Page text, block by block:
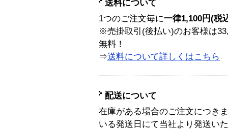
送料について
1つのご注文毎に一律1,100円(税
※売掛取引(後払い)のお客様は
無料！
⇒送料について詳しくはこちら
配送について
在庫がある場合のご注文につき
いる発送日にて当社より発送い